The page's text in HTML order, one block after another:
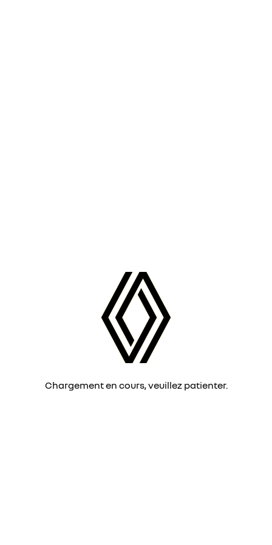
Chargement en cours, veuillez patienter.